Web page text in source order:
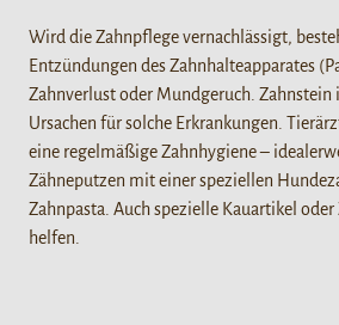
Wird die Zahnpflege vernachlässigt,
Entzündungen des Zahnhalteapparates
Zahnverlust oder Mundgeruch. Zahnstein
Ursachen für solche Erkrankungen.
eine regelmäßige Zahnhygiene –
Zähneputzen mit einer speziellen
Zahnpasta. Auch spezielle Kauartikel oder
helfen.